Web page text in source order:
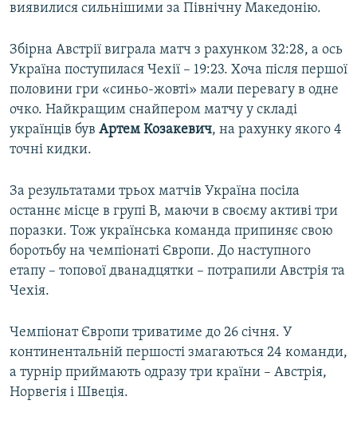
виявилися сильнішими за Північну Македонію.
Збірна Австрії виграла матч з рахунком 32:28, а ось
Україна поступилася Чехії – 19:23. Хоча після першої
половини гри «синьо-жовті» мали перевагу в одне
очко. Найкращим снайпером матчу у складі
українців був Артем Козакевич, на рахунку якого 4
точні кидки.
За результатами трьох матчів Україна посіла
останнє місце в групі B, маючи в своєму активі три
поразки. Тож українська команда припиняє свою
боротьбу на чемпіонаті Європи. До наступного
етапу – топової дванадцятки – потрапили Австрія та
Чехія.
Чемпіонат Європи триватиме до 26 січня. У
континентальній першості змагаються 24 команди,
а турнір приймають одразу три країни – Австрія,
Норвегія і Швеція.